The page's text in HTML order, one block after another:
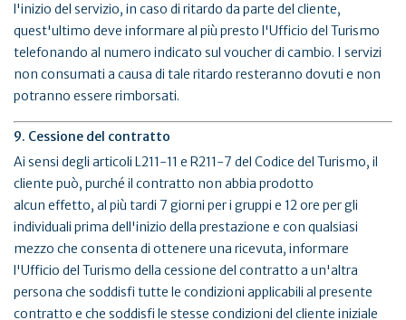
l'inizio del servizio, in caso di ritardo da parte del cliente,
quest'ultimo deve informare al più presto l'Ufficio del Turismo
telefonando al numero indicato sul voucher di cambio. I servizi
non consumati a causa di tale ritardo resteranno dovuti e non
potranno essere rimborsati.
9. Cessione del contratto
Ai sensi degli articoli L211-11 e R211-7 del Codice del Turismo, il
cliente può, purché il contratto non abbia prodotto
alcun effetto, al più tardi 7 giorni per i gruppi e 12 ore per gli
individuali prima dell'inizio della prestazione e con qualsiasi
mezzo che consenta di ottenere una ricevuta, informare
l'Ufficio del Turismo della cessione del contratto a un'altra
persona che soddisfi tutte le condizioni applicabili al presente
contratto e che soddisfi le stesse condizioni del cliente iniziale